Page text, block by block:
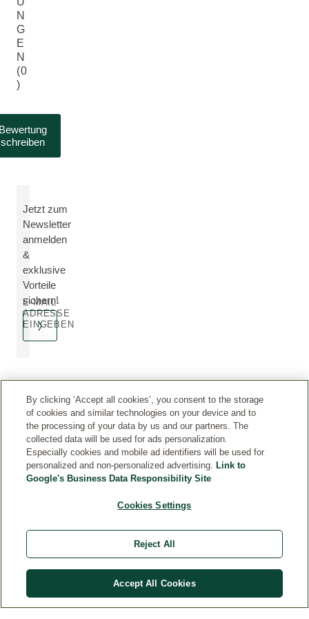
N
G
E
N
(0
)
schreiben
Jetzt zum
Newsletter
anmelden
&
exklusive
Vorteile
sichern!
E-MAIL-
ADRESSE
EINGEBEN
RECHTLICHES
SERVICE
MEHR
By clicking ‘Accept all cookies’, you consent to the storage
of cookies and similar technologies on your device and to
the processing of your data by us and our partners. The
collected data will be used for ads personalization.
Especially cookies and mobile ad identifiers will be used for
personalized and non-personalized advertising. Link to
Google's Business Data Responsibility Site
Cookies Settings
Reject All
Accept All Cookies